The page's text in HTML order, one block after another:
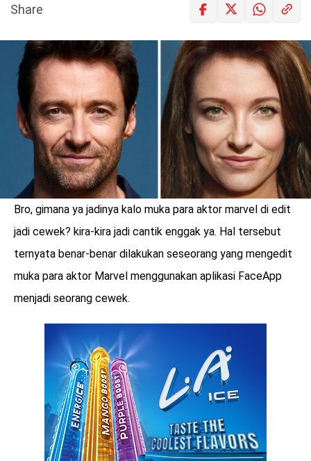
benefit
menarik
LOGIN
Share
Bro, gimana ya jadinya kalo muka para aktor marvel di edit
jadi cewek? kira-kira jadi cantik enggak ya. Hal tersebut
ternyata benar-benar dilakukan seseorang yang mengedit
muka para aktor Marvel menggunakan aplikasi FaceApp
menjadi seorang cewek.